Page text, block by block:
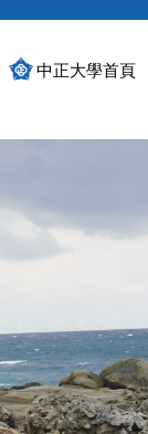
中正大學首頁